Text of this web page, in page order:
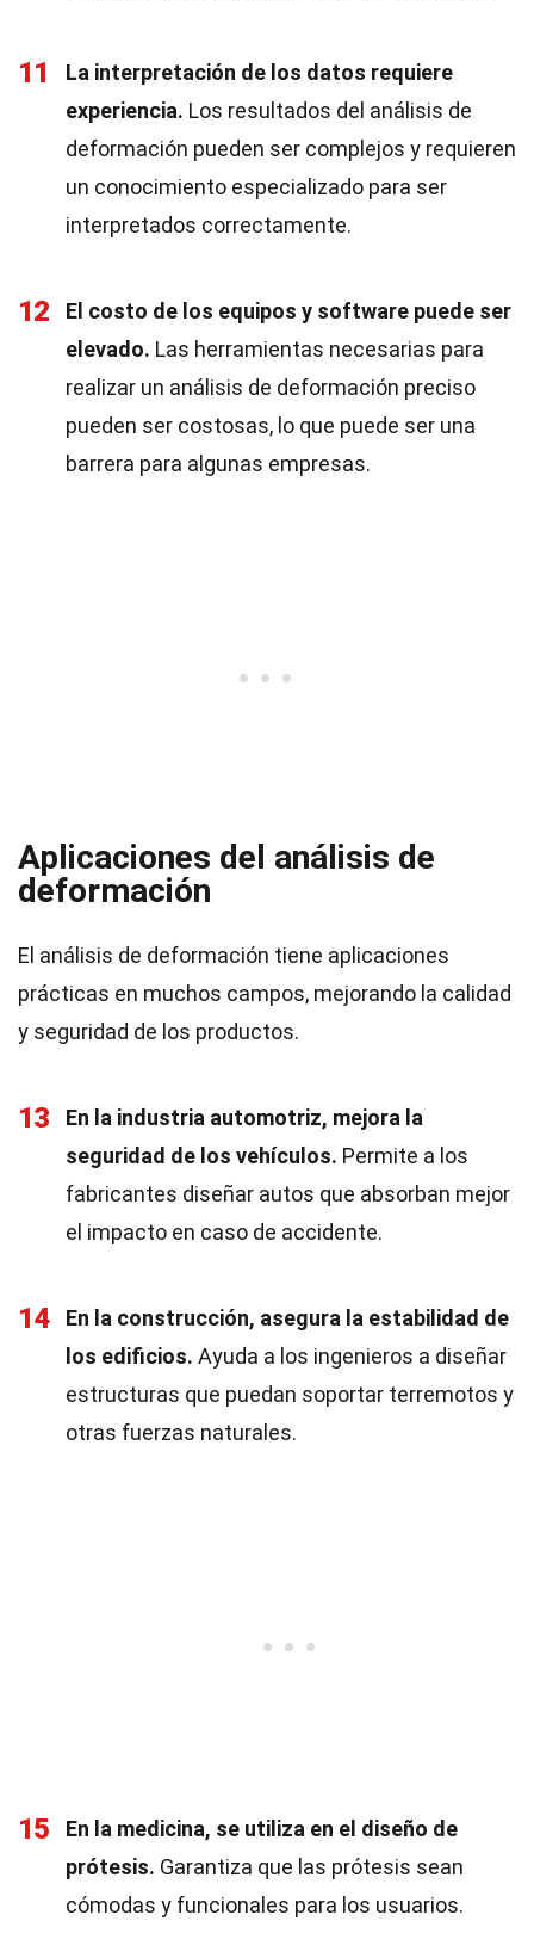
11
La interpretación de los datos requiere
experiencia. Los resultados del análisis de
deformación pueden ser complejos y requieren
un conocimiento especializado para ser
interpretados correctamente.
12
El costo de los equipos y software puede ser
elevado. Las herramientas necesarias para
realizar un análisis de deformación preciso
pueden ser costosas, lo que puede ser una
barrera para algunas empresas.
Aplicaciones del análisis de
deformación
El análisis de deformación tiene aplicaciones
prácticas en muchos campos, mejorando la calidad
y seguridad de los productos.
13
En la industria automotriz, mejora la
seguridad de los vehículos. Permite a los
fabricantes diseñar autos que absorban mejor
el impacto en caso de accidente.
14
En la construcción, asegura la estabilidad de
los edificios. Ayuda a los ingenieros a diseñar
estructuras que puedan soportar terremotos y
otras fuerzas naturales.
15
En la medicina, se utiliza en el diseño de
prótesis. Garantiza que las prótesis sean
cómodas y funcionales para los usuarios.